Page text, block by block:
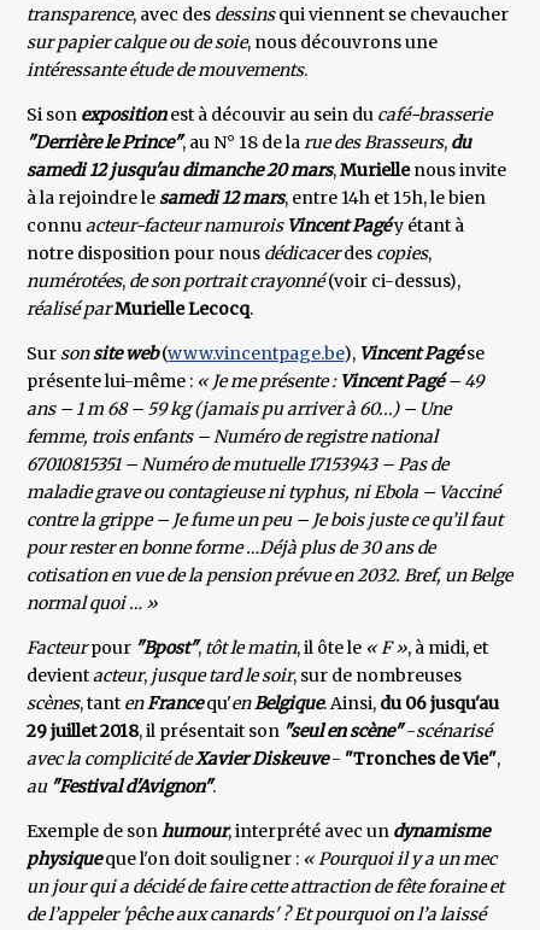
transparence, avec des dessinsqui viennent se chevaucher
sur papier calque ou de soie, nous découvrons une
intéressante étude de mouvements.
Si son expositionest à découvir au sein du café-brasserie
"Derrière le Prince", au N° 18 de larue des Brasseurs, du
samedi 12 jusqu'au dimanche 20 mars,Muriellenous invite
à la rejoindre lesamedi 12 mars, entre 14h et 15h, le bien
connuacteur-facteur namurois Vincent Pagéy étant à
notre disposition pour nous dédicacerdes copies,
numérotées, de son portrait crayonné(voir ci-dessus),
réalisé parMurielle Lecocq.
Sursonsite web(www.vincentpage.be), Vincent Pagése
présente lui-même : « Je me présente : Vincent Pagé– 49
ans – 1 m 68 – 59 kg (jamais pu arriver à 60...) – Une
femme, trois enfants – Numéro de registre national
67010815351 – Numéro de mutuelle 17153943 – Pas de
maladie grave ou contagieuse ni typhus, ni Ebola – Vacciné
contre la grippe – Je fume un peu – Je bois juste ce qu’il faut
pour rester en bonne forme …Déjà plus de 30 ans de
cotisation en vue de la pension prévue en 2032. Bref, un Belge
normal quoi … »
Facteurpour "Bpost", tôt le matin, il ôte le « F », à midi, et
devientacteur, jusque tard le soir, sur de nombreuses
scènes, tant enFrancequ'enBelgique. Ainsi, du 06 jusqu'au
29 juillet 2018, il présentait son "seul en scène"-scénarisé
avec la complicité deXavier Diskeuve- "Tronches de Vie",
au "Festival d'Avignon".
Exemple de sonhumour, interprété avec un dynamisme
physiqueque l'on doit souligner : « Pourquoi il y a un mec
un jour qui a décidé de faire cette attraction de fête foraine et
de l’appeler 'pêche aux canards' ? Et pourquoi on l’a laissé